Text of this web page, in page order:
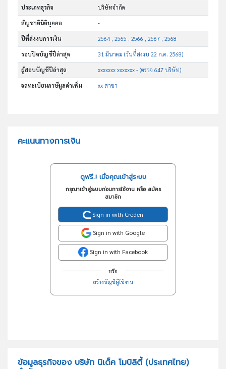
ประเภทธุรกิจ บริษัทจำกัด
สัญชาตินิติบุคคล -
ปีที่ส่งงบการเงิน 2564 , 2565 , 2566 , 2567 , 2568
รอบปิดบัญชีปีล่าสุด 31 มีนาคม (วันที่ส่งงบ 22 ก.ค. 2568)
ผู้สอบบัญชีปีล่าสุด xxxxxxx xxxxxxx - (ตรวจ 647 บริษัท)
จดทะเบียนภาษีมูลค่าเพิ่ม xx สาขา
คะแนนทางการเงิน
ดูฟรี..! เมื่อคุณเข้าสู่ระบบ
กรุณาเข้าสู่ระบบก่อนการใช้งาน หรือ สมัคร
สมาชิก
Sign in with Creden
Sign in with Google
Sign in with Facebook
หรือ
สร้างบัญชีผู้ใช้งาน
ข้อมูลธุรกิจของ บริษัท นิเด็ค โมบิลิตี้ (ประเทศไทย)